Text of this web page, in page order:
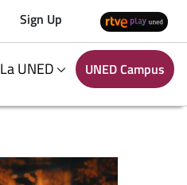
Sign Up
La UNED UNED Campus